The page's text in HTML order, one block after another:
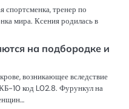
спортсменка, тренер по
мира. Ксения родилась в
на подбородке и
возникающее вследствие
10 код L02.8. Фурункул на